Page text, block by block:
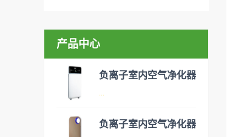
产品中心
负离子室内空气净化器
...
负离子室内空气净化器